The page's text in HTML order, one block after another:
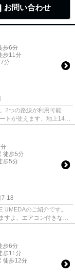
お問い合わせ
歩6分
歩11分
分
2つの路線が利用可能
トが使えます。地上14階
徒歩5分
歩5分
7-18
のご紹介です。
すよ。エアコン付きなの
場...
歩6分
歩11分
徒歩12分